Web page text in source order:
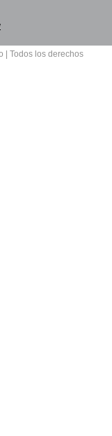
| Todos los derechos